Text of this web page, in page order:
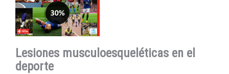
Lesiones musculoesqueléticas en el
deporte